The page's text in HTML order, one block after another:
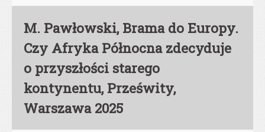
M. Pawłowski, Brama do Europy.
Czy Afryka Północna zdecyduje
o przyszłości starego
kontynentu, Prześwity,
Warszawa 2025